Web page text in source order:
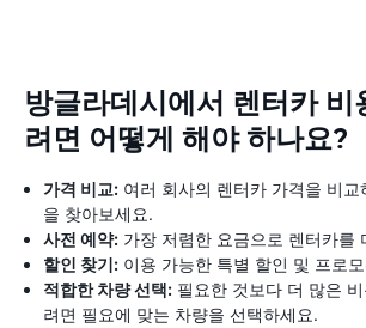
방글라데시에서 렌터카 비
려면 어떻게 해야 하나요?
가격 비교: 여러 회사의 렌터카 가격을 비교
을 찾아보세요.
사전 예약: 가장 저렴한 요금으로 렌터카를
할인 찾기: 이용 가능한 특별 할인 및 프로
적합한 차량 선택: 필요한 것보다 더 많은
려면 필요에 맞는 차량을 선택하세요.